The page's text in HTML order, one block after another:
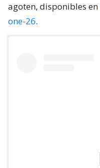
agoten, disponibles en
one-26.